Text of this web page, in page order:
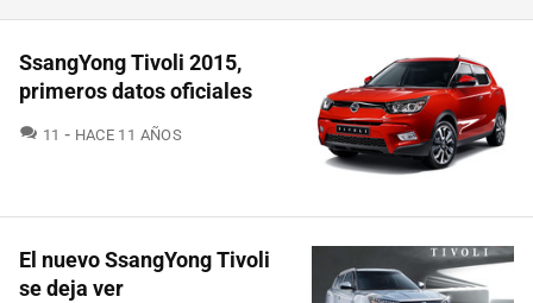
SsangYong Tivoli 2015,
primeros datos oficiales
11 COMENTARIOS
HACE 11 AÑOS
El nuevo SsangYong Tivoli
se deja ver